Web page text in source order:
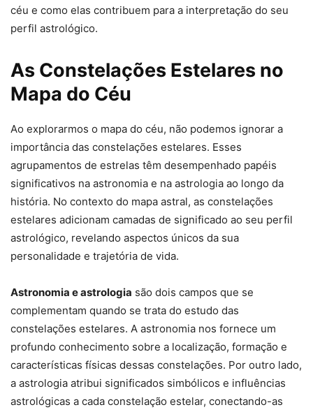
céu e como elas contribuem para a interpretação do seu
perfil astrológico.
As Constelações Estelares no
Mapa do Céu
Ao explorarmos o mapa do céu, não podemos ignorar a
importância das constelações estelares. Esses
agrupamentos de estrelas têm desempenhado papéis
significativos na astronomia e na astrologia ao longo da
história. No contexto do mapa astral, as constelações
estelares adicionam camadas de significado ao seu perfil
astrológico, revelando aspectos únicos da sua
personalidade e trajetória de vida.
Astronomia e astrologia são dois campos que se
complementam quando se trata do estudo das
constelações estelares. A astronomia nos fornece um
profundo conhecimento sobre a localização, formação e
características físicas dessas constelações. Por outro lado,
a astrologia atribui significados simbólicos e influências
astrológicas a cada constelação estelar, conectando-as